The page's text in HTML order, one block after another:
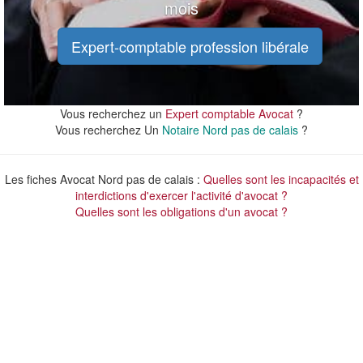
mois
Expert-comptable profession libérale
Vous recherchez un Expert comptable Avocat ?
Vous recherchez Un Notaire Nord pas de calais ?
Les fiches Avocat Nord pas de calais : Quelles sont les incapacités et
interdictions d'exercer l'activité d'avocat ?
Quelles sont les obligations d'un avocat ?